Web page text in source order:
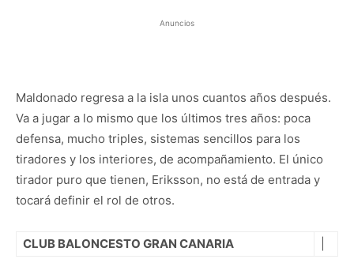
Anuncios
Maldonado regresa a la isla unos cuantos años después.
Va a jugar a lo mismo que los últimos tres años: poca
defensa, mucho triples, sistemas sencillos para los
tiradores y los interiores, de acompañamiento. El único
tirador puro que tienen, Eriksson, no está de entrada y
tocará definir el rol de otros.
CLUB BALONCESTO GRAN CANARIA